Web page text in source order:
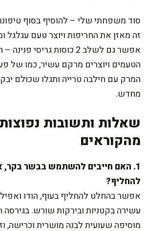
סוד משפחתי שלי – להוסיף בסוף
זה מאזן את החריפות ויוצר טעם עגלגל
אפשר גם לשלב 2 כוסות גריסי
הטעמים ויוצרים מרקם עשיר, כמו של
המרק עם חילבה טרייה ותגלו שכולם
מחדש.
שאלות ותשובות נפוצות
מהקוראים
1. האם חייבים להשתמש בבשר
להחליף?
אפשר בהחלט להחליף בעוף, הודו
עשירה בקטניות ובירקות שורש. בגירסה
מוסיפה שעועית לבנה מושרית וכרישה,